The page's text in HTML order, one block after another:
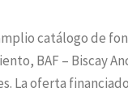
catálogo de
BAF – Biscay
La oferta